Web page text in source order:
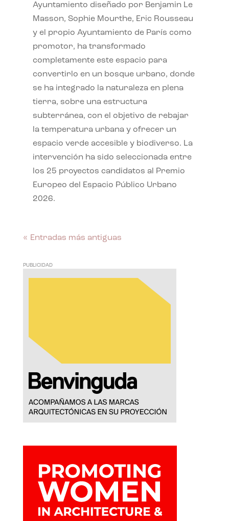
Ayuntamiento diseñado por Benjamin Le
Masson, Sophie Mourthe, Eric Rousseau
y el propio Ayuntamiento de París como
promotor, ha transformado
completamente este espacio para
convertirlo en un bosque urbano, donde
se ha integrado la naturaleza en plena
tierra, sobre una estructura
subterránea, con el objetivo de rebajar
la temperatura urbana y ofrecer un
espacio verde accesible y biodiverso. La
intervención ha sido seleccionada entre
los 25 proyectos candidatos al Premio
Europeo del Espacio Público Urbano
2026.
« Entradas más antiguas
PUBLICIDAD